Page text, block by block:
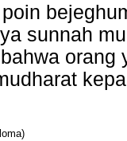
sunnah
orang